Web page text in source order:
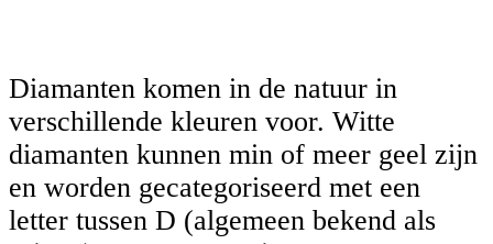
Diamanten komen in de natuur in
verschillende kleuren voor. Witte
diamanten kunnen min of meer geel zijn
en worden gecategoriseerd met een
letter tussen D (algemeen bekend als